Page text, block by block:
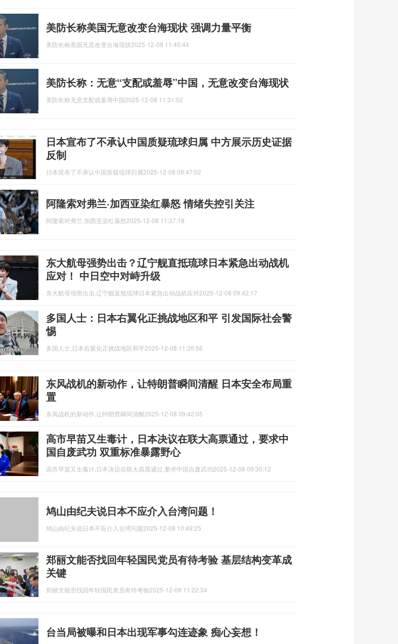
美防长称美国无意改变台海现状 强调力量平衡
美防长称美国无意改变台海现状2025-12-08 11:40:44
美防长称：无意“支配或羞辱”中国，无意改变台海现状
美防长称无意支配或羞辱中国2025-12-08 11:31:52
日本宣布了不承认中国质疑琉球归属 中方展示历史证据
反制
日本宣布了不承认中国质疑琉球归属2025-12-08 09:47:02
阿隆索对弗兰·加西亚染红暴怒 情绪失控引关注
阿隆索对弗兰·加西亚染红暴怒2025-12-08 11:37:18
东大航母强势出击？辽宁舰直抵琉球日本紧急出动战机
应对！ 中日空中对峙升级
东大航母强势出击,辽宁舰直抵琉球日本紧急出动战机应对2025-12-08 09:42:17
多国人士：日本右翼化正挑战地区和平 引发国际社会警
惕
多国人士,日本右翼化正挑战地区和平2025-12-08 11:26:56
东风战机的新动作，让特朗普瞬间清醒 日本安全布局重
置
东风战机的新动作,让特朗普瞬间清醒2025-12-08 09:42:05
高市早苗又生毒计，日本决议在联大高票通过，要求中
国自废武功 双重标准暴露野心
高市早苗又生毒计,日本决议在联大高票通过,要求中国自废武功2025-12-08 09:30:12
鸠山由纪夫说日本不应介入台湾问题！
鸠山由纪夫说日本不应介入台湾问题2025-12-08 10:49:25
郑丽文能否找回年轻国民党员有待考验 基层结构变革成
关键
郑丽文能否找回年轻国民党员有待考验2025-12-08 11:22:34
台当局被曝和日本出现军事勾连迹象 痴心妄想！